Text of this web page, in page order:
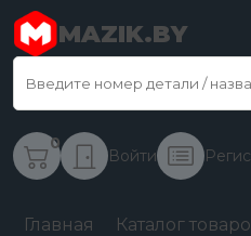
MAZIK.BY
0
Войти
Главная Каталог